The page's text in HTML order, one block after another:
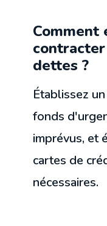
Comment
dettes ?
Établissez
fonds
imprévus, et
cartes de
nécessaires.